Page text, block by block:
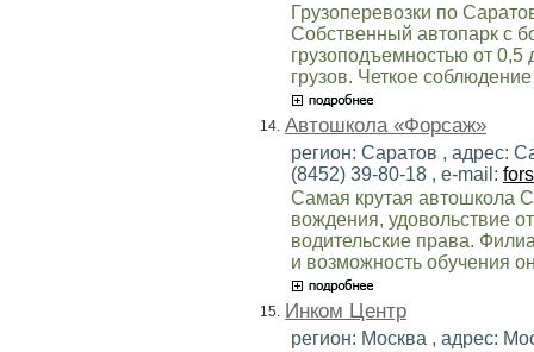
Грузоперевозки по
Собственный автопарк с
грузоподъемностью от
грузов. Четкое
14. Автошкола «Форсаж»
регион: Саратов , адрес:
(8452) 39-80-18 , e-mail:
Самая крутая автошкола
вождения, удовольствие
водительские права.
и возможность обучения
15. Инком Центр
регион: Москва , адрес: